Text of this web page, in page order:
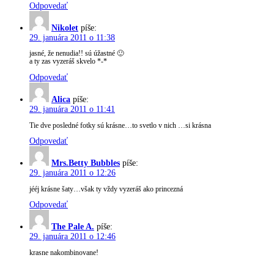
Odpovedať
Nikolet píše:
29. januára 2011 o 11:38
jasné, že nenudia!! sú úžastné 🙂
a ty zas vyzeráš skvelo *-*
Odpovedať
Alica píše:
29. januára 2011 o 11:41
Tie dve posledné fotky sú krásne…to svetlo v nich …si krásna
Odpovedať
Mrs.Betty Bubbles píše:
29. januára 2011 o 12:26
jééj krásne šaty…však ty vždy vyzeráš ako princezná
Odpovedať
The Pale A. píše:
29. januára 2011 o 12:46
krasne nakombinovane!